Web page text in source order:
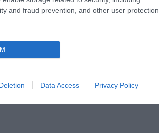
and fraud prevention, and other user protection.
Data Access Privacy Policy